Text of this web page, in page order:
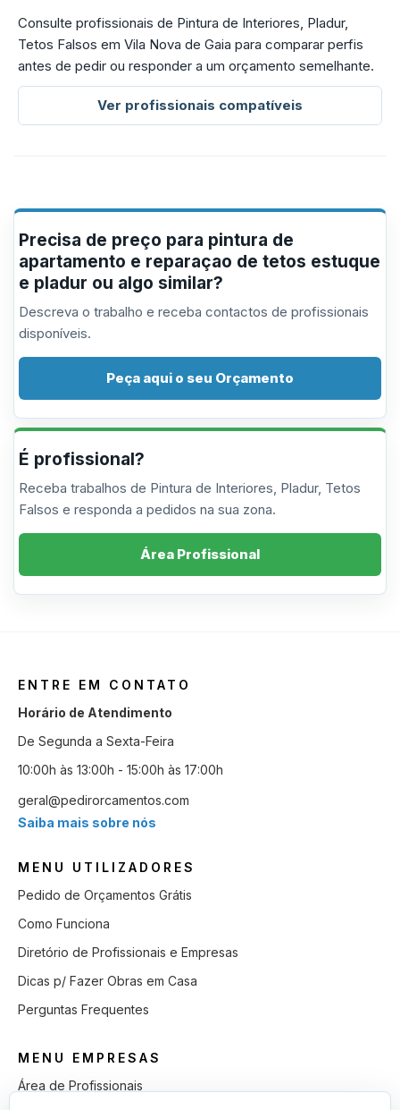
Consulte profissionais de Pintura de Interiores, Pladur,
Tetos Falsos em Vila Nova de Gaia para comparar perfis
antes de pedir ou responder a um orçamento semelhante.
Ver profissionais compatíveis
Precisa de preço para pintura de
apartamento e reparaçao de tetos estuque
e pladur ou algo similar?
Descreva o trabalho e receba contactos de profissionais
disponíveis.
Peça aqui o seu Orçamento
É profissional?
Receba trabalhos de Pintura de Interiores, Pladur, Tetos
Falsos e responda a pedidos na sua zona.
Área Profissional
ENTRE EM CONTATO
Horário de Atendimento
De Segunda a Sexta-Feira
10:00h às 13:00h - 15:00h às 17:00h
geral@pedirorcamentos.com
Saiba mais sobre nós
MENU UTILIZADORES
Pedido de Orçamentos Grátis
Como Funciona
Diretório de Profissionais e Empresas
Dicas p/ Fazer Obras em Casa
Perguntas Frequentes
MENU EMPRESAS
Área de Profissionais